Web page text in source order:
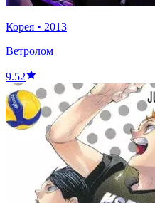
Корея • 2013
Ветролом
9.52